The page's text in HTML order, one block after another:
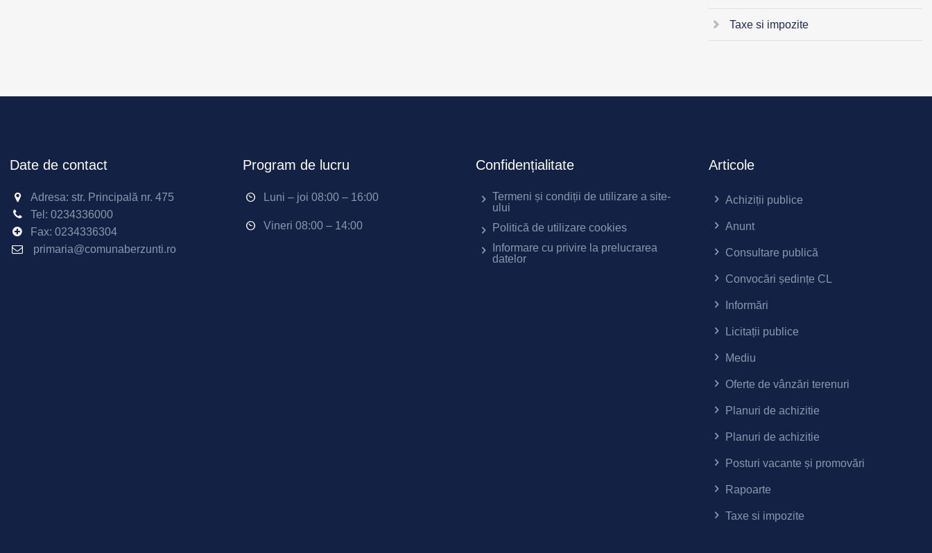
Taxe si impozite
Date de contact
Adresa: str. Principală nr. 475
Tel: 0234336000
Fax: 0234336304
primaria@comunaberzunti.ro
Program de lucru
Luni – joi 08:00 – 16:00
Vineri 08:00 – 14:00
Confidențialitate
Termeni și condiții de utilizare a site-
ului
Politică de utilizare cookies
Informare cu privire la prelucrarea
datelor
Articole
Achiziții publice
Anunt
Consultare publică
Convocări ședințe CL
Informări
Licitații publice
Mediu
Oferte de vânzări terenuri
Planuri de achizitie
Planuri de achizitie
Posturi vacante și promovări
Rapoarte
Taxe si impozite